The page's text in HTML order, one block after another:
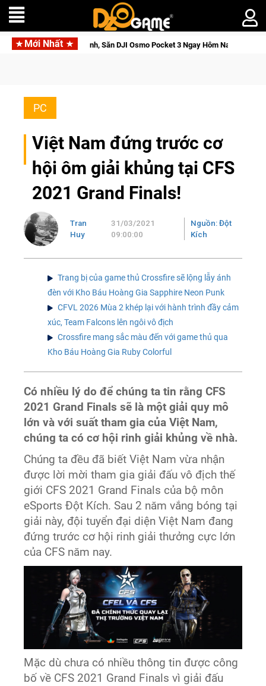
Mới Nhất
Tỉnh, Săn DJI Osmo Pocket 3 Ngay Hôm Nay Medal
PC
Việt Nam đứng trước cơ
hội ôm giải khủng tại CFS
2021 Grand Finals!
Tran
Huy
31/03/2021
09:00:00
Nguồn: Đột
Kích
Trang bị của game thủ Crossfire sẽ lộng lẫy ánh
đèn với Kho Báu Hoàng Gia Sapphire Neon Punk
CFVL 2026 Mùa 2 khép lại với hành trình đầy cảm
xúc, Team Falcons lên ngôi vô địch
Crossfire mang sắc màu đến với game thủ qua
Kho Báu Hoàng Gia Ruby Colorful
Có nhiều lý do để chúng ta tin rằng CFS
2021 Grand Finals sẽ là một giải quy mô
lớn và với suất tham gia của Việt Nam,
chúng ta có cơ hội rinh giải khủng về nhà.
Chúng ta đều đã biết Việt Nam vừa nhận
được lời mời tham gia giải đấu vô địch thế
giới CFS 2021 Grand Finals của bộ môn
eSports Đột Kích. Sau 2 năm vắng bóng tại
giải này, đội tuyển đại diện Việt Nam đang
đứng trước cơ hội rinh giải thưởng cực lớn
của CFS năm nay.
Mặc dù chưa có nhiều thông tin được công
bố về CFS 2021 Grand Finals vì giải đấu